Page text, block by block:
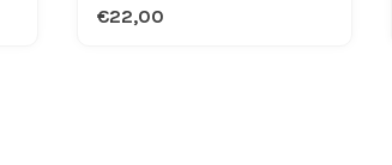
€22,00